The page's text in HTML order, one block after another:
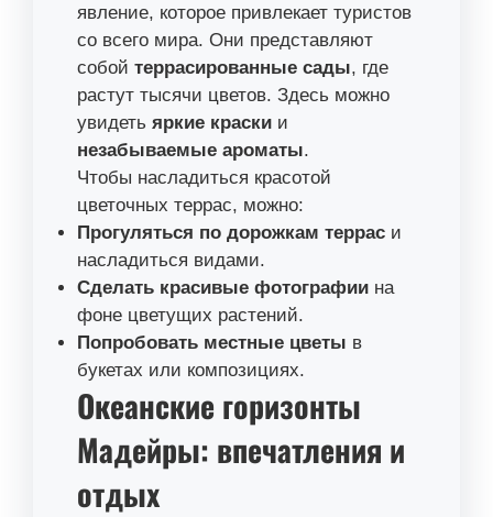
явление, которое привлекает туристов
со всего мира. Они представляют
собой террасированные сады, где
растут тысячи цветов. Здесь можно
увидеть яркие краски и
незабываемые ароматы.
Чтобы насладиться красотой
цветочных террас, можно:
Прогуляться по дорожкам террас и
насладиться видами.
Сделать красивые фотографии на
фоне цветущих растений.
Попробовать местные цветы в
букетах или композициях.
Океанские горизонты
Мадейры: впечатления и
отдых